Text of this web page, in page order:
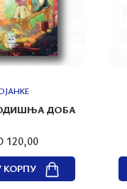
ДОБА
120,00
КОРПУ